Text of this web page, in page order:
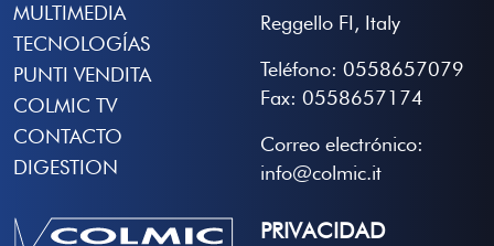
MULTIMEDIA
TECNOLOGÍAS
PUNTI VENDITA
COLMIC TV
CONTACTO
DIGESTION
Reggello FI, Italy
Teléfono: 0558657079
Fax: 0558657174
Correo electrónico:
info@colmic.it
PRIVACIDAD